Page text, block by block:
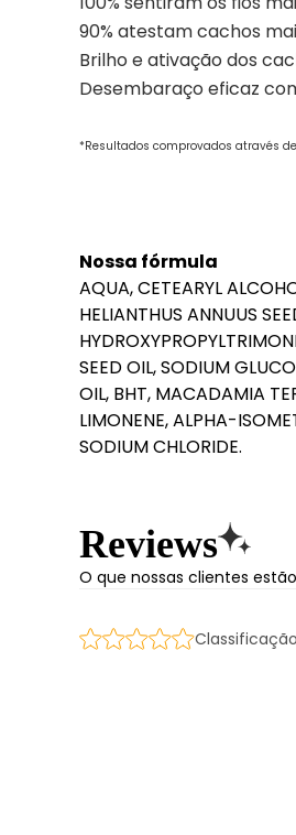
90% atestam cachos
Brilho e ativação dos
Desembaraço eficaz
*Resultados comprovados através
Nossa fórmula
AQUA, CETEARYL
HELIANTHUS ANNUUS
SEED OIL, SODIUM
OIL, BHT, MACADAMIA
LIMONENE, ALPHA-
SODIUM CHLORIDE.
Reviews
O que nossas clientes